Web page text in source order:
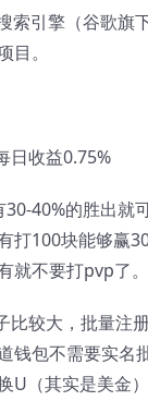
索引擎（谷歌旗
。
日收益0.75%
40%的胜出就
打100块能够赢
就不要打pvp了。
比较大，批量注
钱包不需要实名
U（其实是美金）